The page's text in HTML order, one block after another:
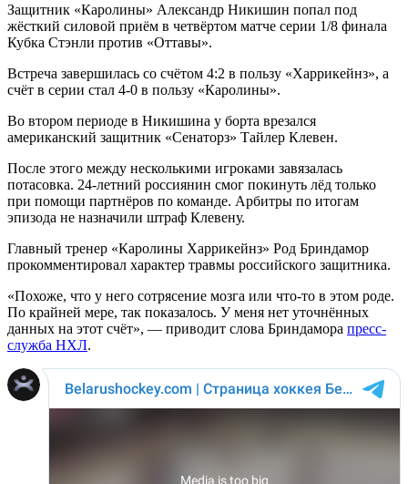
Защитник «Каролины» Александр Никишин попал под
жёсткий силовой приём в четвёртом матче серии 1/8 финала
Кубка Стэнли против «Оттавы».
Встреча завершилась со счётом 4:2 в пользу «Харрикейнз», а
счёт в серии стал 4-0 в пользу «Каролины».
Во втором периоде в Никишина у борта врезался
американский защитник «Сенаторз» Тайлер Клевен.
После этого между несколькими игроками завязалась
потасовка. 24-летний россиянин смог покинуть лёд только
при помощи партнёров по команде. Арбитры по итогам
эпизода не назначили штраф Клевену.
Главный тренер «Каролины Харрикейнз» Род Бриндамор
прокомментировал характер травмы российского защитника.
«Похоже, что у него сотрясение мозга или что-то в этом роде.
По крайней мере, так показалось. У меня нет уточнённых
данных на этот счёт», — приводит слова Бриндамора пресс-
служба НХЛ.